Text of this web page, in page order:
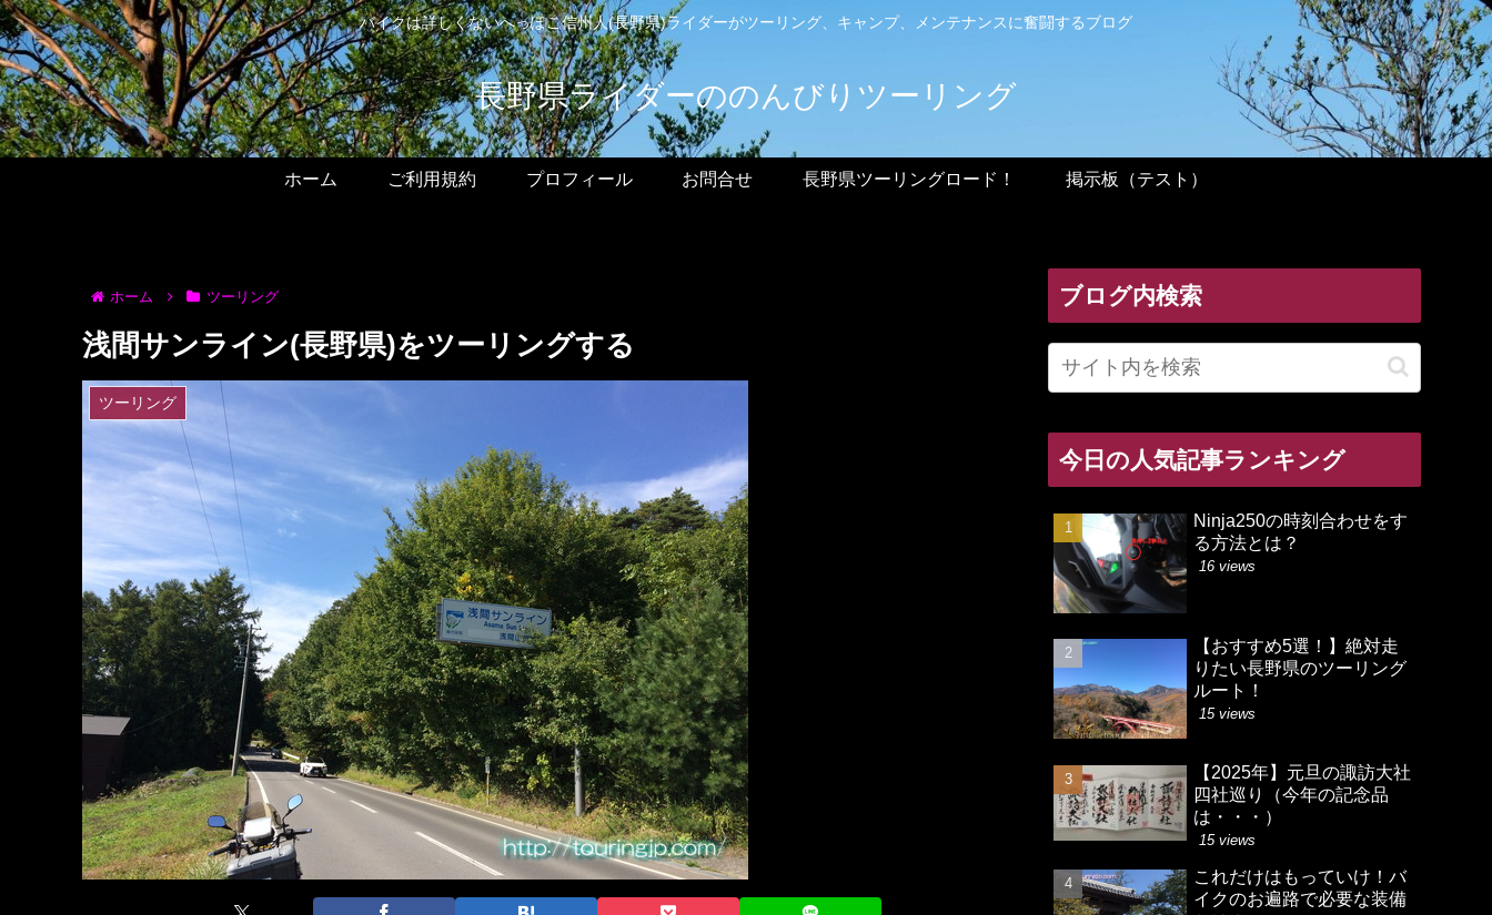
バイクは詳しくないへっぽこ信州人(長野県)ライダーがツーリング、キャンプ、メンテナンスに奮闘するブログ
長野県ライダーののんびりツーリング
ホーム ご利用規約 プロフィール お問合せ 長野県ツーリングロード！ 掲示板（テスト）
ホーム ツーリング
浅間サンライン(長野県)をツーリングする
ツーリング
ブログ内検索
今日の人気記事ランキング
Ninja250の時刻合わせをす
る方法とは？
16 views
【おすすめ5選！】絶対走
りたい長野県のツーリング
ルート！
15 views
【2025年】元旦の諏訪大社
四社巡り（今年の記念品
は・・・）
15 views
これだけはもっていけ！バ
イクのお遍路で必要な装備